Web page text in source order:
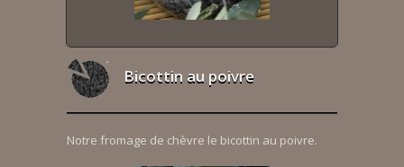
Bicottin au poivre
Notre fromage de chèvre le bicottin au poivre.